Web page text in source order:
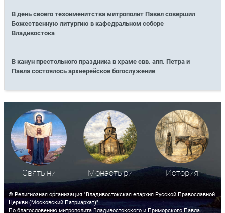
В день своего тезоименитства митрополит Павел совершил
Божественную литургию в кафедральном соборе
Владивостока
В канун престольного праздника в храме свв. апп. Петра и
Павла состоялось архиерейское богослужение
Святыни Монастыри История
© Религиозная организация "Владивостокская епархия Русской Православной
Церкви (Московский Патриархат)"
По благословению митрополита Владивостокского и Приморского Павла.